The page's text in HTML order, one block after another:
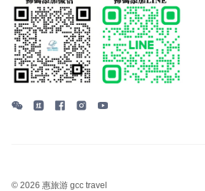
© 2026 惠旅游 gcc travel